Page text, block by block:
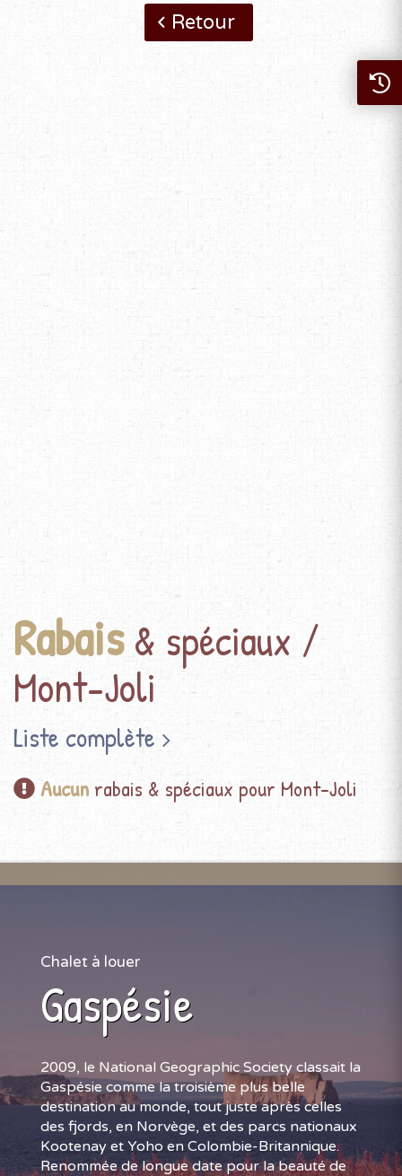
Retour
Rabais& spéciaux /
Mont-Joli
Liste complète
Aucun rabais & spéciaux pour Mont-Joli
Chalet à louer
Gaspésie
2009, le National Geographic Society classait la
Gaspésie comme la troisième plus belle
destination au monde, tout juste après celles
des fjords, en Norvège, et des parcs nationaux
Kootenay et Yoho en Colombie-Britannique.
Renommée de longue date pour la beauté de